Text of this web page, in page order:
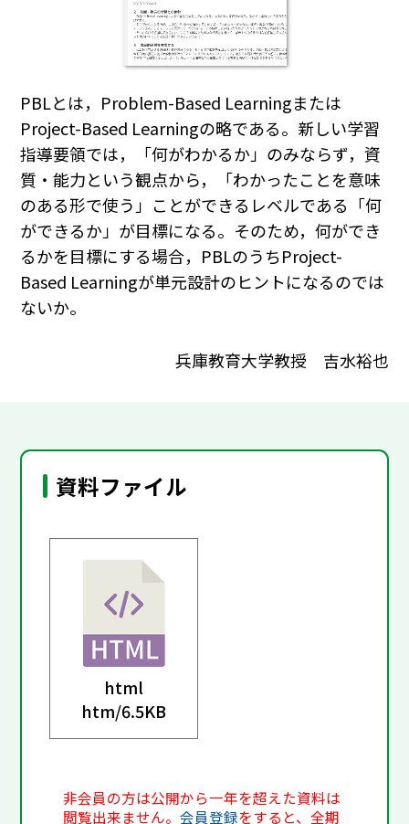
PBLとは，Problem-Based Learningまたは
Project-Based Learningの略である。新しい学習
指導要領では，「何がわかるか」のみならず，資
質・能力という観点から，「わかったことを意味
のある形で使う」ことができるレベルである「何
ができるか」が目標になる。そのため，何ができ
るかを目標にする場合，PBLのうちProject-
Based Learningが単元設計のヒントになるのでは
ないか。
兵庫教育大学教授 吉水裕也
資料ファイル
html
htm/6.5KB
非会員の方は公開から一年を超えた資料は
閲覧出来ません。会員登録をすると、全期